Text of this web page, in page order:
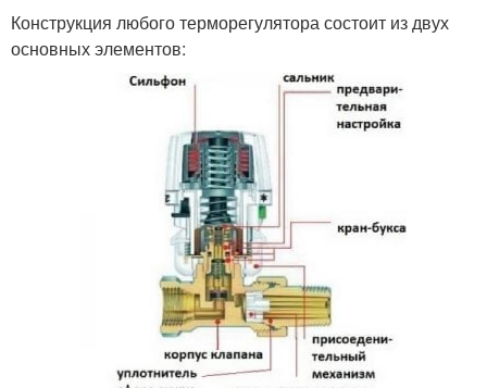
Конструкция любого терморегулятора состоит из двух
основных элементов: